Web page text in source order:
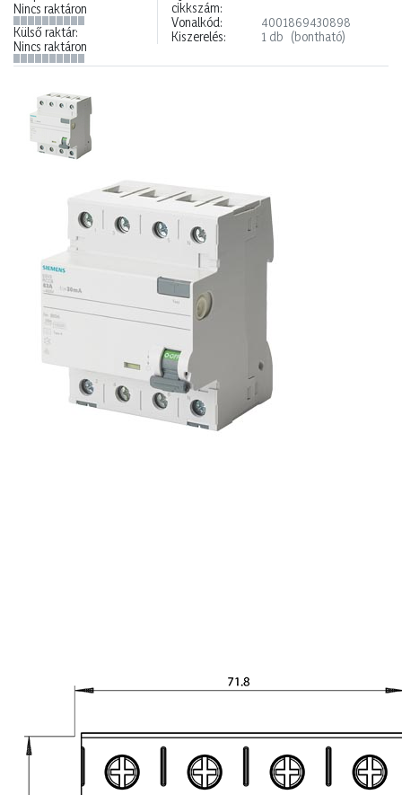
Nincs raktáron
Külső raktár:
Nincs raktáron
cikkszám:
Vonalkód:
4001869430898
Kiszerelés:
1 db (bontható)